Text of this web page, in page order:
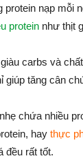
protein nạp mỗi
protein như thịt
carbs và
giúp tăng cân
chứa nhiều
hay thực
đều rất tốt.